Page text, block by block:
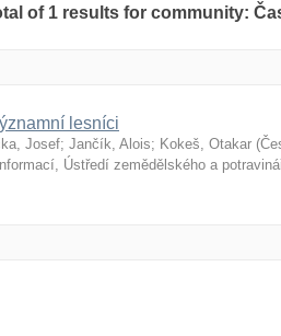
of 1 results for community:
lesníci
Josef; Jančík, Alois; Kokeš, Otakar (
Ústředí zemědělského a